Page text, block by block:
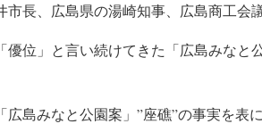
市長、広島県の湯崎知事、広島商工会
優位」と言い続けてきた「広島みな
広島みなと公園案」”座礁”の事実を